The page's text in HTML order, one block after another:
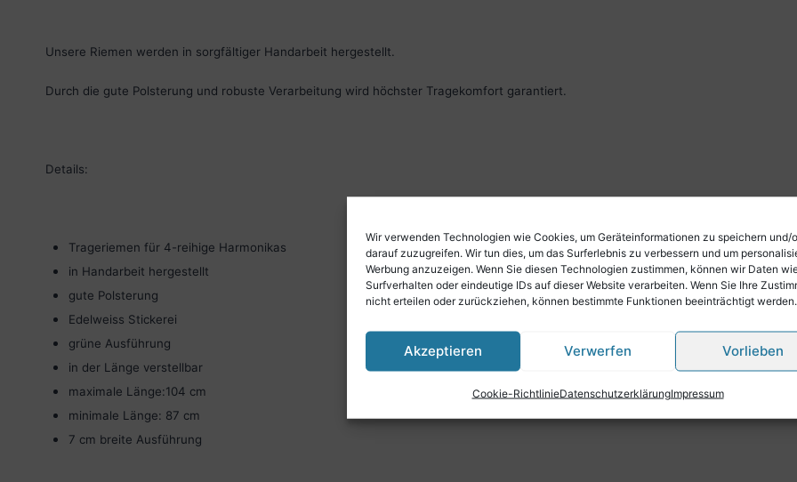
Wir verwenden Technologien wie Cookies, um Geräteinformationen zu speichern und/
darauf zuzugreifen. Wir tun dies, um das Surferlebnis zu verbessern und um
Werbung anzuzeigen. Wenn Sie diesen Technologien zustimmen, können wir Daten
Surfverhalten oder eindeutige IDs auf dieser Website verarbeiten. Wenn Sie Ihre
nicht erteilen oder zurückziehen, können bestimmte Funktionen beeinträchtigt werden.
Akzeptieren Verwerfen Vorlieben
Cookie-RichtlinieDatenschutzerklärungImpressum
Unsere Riemen werden in sorgfältiger Handarbeit hergestellt.
Durch die gute Polsterung und robuste Verarbeitung wird höchster Tragekomfort garantiert.
Details:
Trageriemen für 4-reihige Harmonikas
in Handarbeit hergestellt
gute Polsterung
Edelweiss Stickerei
grüne Ausführung
in der Länge verstellbar
maximale Länge:104 cm
minimale Länge: 87 cm
7 cm breite Ausführung